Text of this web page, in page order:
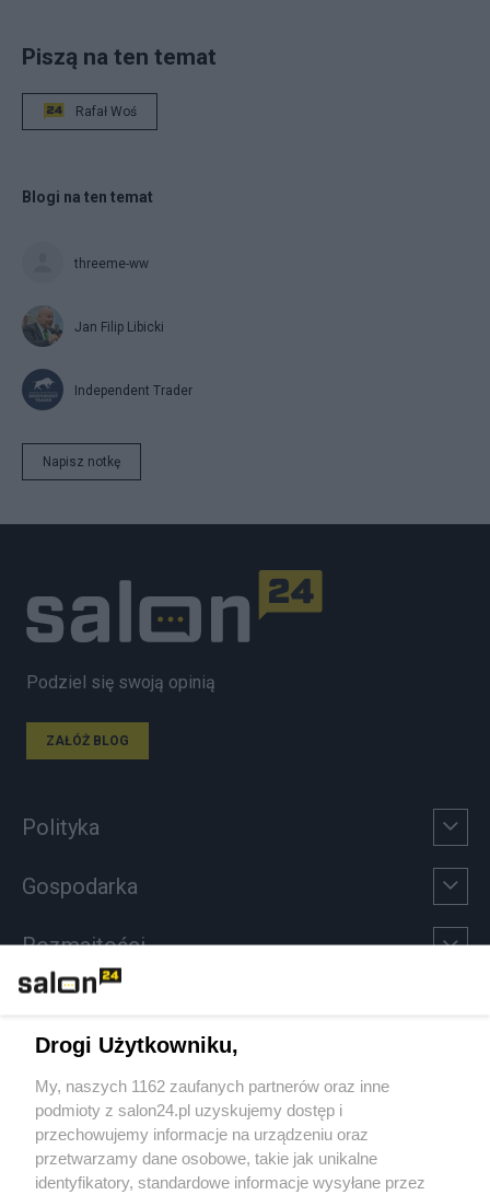
Piszą na ten temat
Rafał Woś
Blogi na ten temat
threeme-ww
Jan Filip Libicki
Independent Trader
Napisz notkę
Podziel się swoją opinią
ZAŁÓŻ BLOG
Polityka
Gospodarka
Rozmaitości
Sport
Społeczeństwo
Kultura
Drogi Użytkowniku,
My, naszych 1162 zaufanych partnerów oraz inne
podmioty z salon24.pl uzyskujemy dostęp i
przechowujemy informacje na urządzeniu oraz
przetwarzamy dane osobowe, takie jak unikalne
identyfikatory, standardowe informacje wysyłane przez